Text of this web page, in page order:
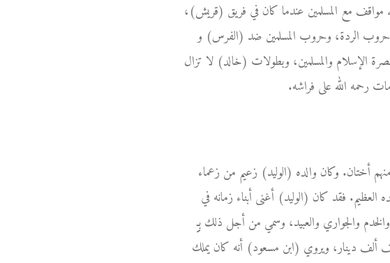
مواقف مع المسلمين عندما كان في فريق (قريش)،
حروب الردة، وحروب المسلمين ضد (الفرس) و
الإسلام والمسلمين، وبطولات (خالد) لا تزال
رحمه الله على فراشه.
أختان. وكان والده (الوليد) زعيم من زعماء
فقد كان (الوليد) أغنى أبناء زمانه في
والجواري والعبيد، وسمي من أجل ذلك بـِِِِِِِِ
دينار، ويروي (ابن مسعود) أنه كان يملك